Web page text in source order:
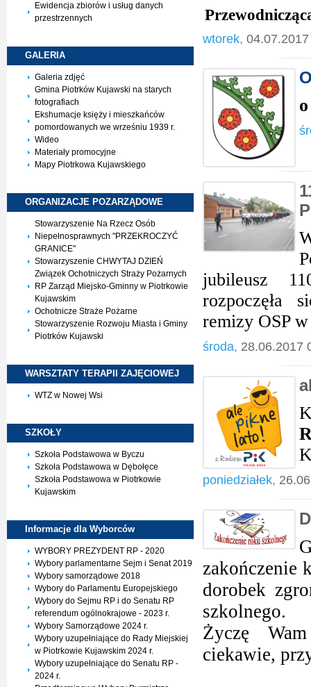
Ewidencja zbiorów i usług danych
przestrzennych
GALERIA
Galeria zdjęć
Gmina Piotrków Kujawski na starych
fotografiach
Ekshumacje księży i mieszkańców
pomordowanych we wrześniu 1939 r.
Wideo
Materiały promocyjne
Mapy Piotrkowa Kujawskiego
ORGANIZACJE POZARZĄDOWE
Stowarzyszenie Na Rzecz Osób
Niepełnosprawnych "PRZEKROCZYĆ
GRANICE"
Stowarzyszenie CHWYTAJ DZIEŃ
Związek Ochotniczych Straży Pożarnych
RP Zarząd Miejsko-Gminny w Piotrkowie
Kujawskim
Ochotnicze Straże Pożarne
Stowarzyszenie Rozwoju Miasta i Gminy
Piotrków Kujawski
WARSZTATY TERAPII ZAJĘCIOWEJ
WTZ w Nowej Wsi
SZKOŁY
Szkoła Podstawowa w Byczu
Szkoła Podstawowa w Dębołęce
Szkoła Podstawowa w Piotrkowie
Kujawskim
Informacje dla Wyborców
WYBORY PREZYDENT RP - 2020
Wybory parlamentarne Sejm i Senat 2019
Wybory samorządowe 2018
Wybory do Parlamentu Europejskiego
Wybory do Sejmu RP i do Senatu RP
referendum ogólnokrajowe - 2023 r.
Wybory Samorządowe 2024 r.
Wybory uzupełniające do Rady Miejskiej
w Piotrkowie Kujawskim 2024 r.
Wybory uzupełniające do Senatu RP -
2024 r.
wtorek,
jubileusz
rozpoczęła
remizy OSP
środa, 28.06.2017
poniedziałek,
zakończenie
dorobek
szkolnego.
Życzę
ciekawie,